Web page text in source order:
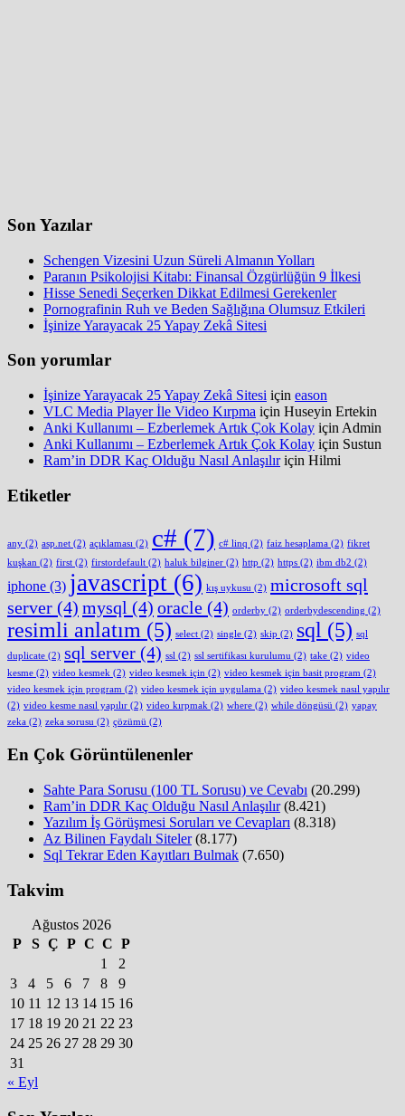
Son Yazılar
Schengen Vizesini Uzun Süreli Almanın Yolları
Paranın Psikolojisi Kitabı: Finansal Özgürlüğün 9 İlkesi
Hisse Senedi Seçerken Dikkat Edilmesi Gerekenler
Pornografinin Ruh ve Beden Sağlığına Olumsuz Etkileri
İşinize Yarayacak 25 Yapay Zekâ Sitesi
Son yorumlar
İşinize Yarayacak 25 Yapay Zekâ Sitesi için eason
VLC Media Player İle Video Kırpma için Huseyin Ertekin
Anki Kullanımı – Ezberlemek Artık Çok Kolay için Admin
Anki Kullanımı – Ezberlemek Artık Çok Kolay için Sustun
Ram’in DDR Kaç Olduğu Nasıl Anlaşılıriçin Hilmi
Etiketler
any (2) asp.net (2) açıklaması (2) c# (7) c# linq (2) faiz hesaplama (2) fikret
kuşkan (2) first (2) firstordefault (2) haluk bilginer (2) http (2) https (2) ibm db2 (2)
iphone (3) javascript (6) kış uykusu (2) microsoft sql
server (4) mysql (4) oracle (4) orderby (2) orderbydescending (2)
resimli anlatım (5) select (2) single (2) skip (2) sql (5) sql
duplicate (2) sql server (4) ssl (2) ssl sertifikası kurulumu (2) take (2) video
kesme (2) video kesmek (2) video kesmek için (2) video kesmek için basit program (2)
video kesmek için program (2) video kesmek için uygulama (2) video kesmek nasıl yapılır
(2) video kesme nasıl yapılır (2) video kırpmak (2) where (2) while döngüsü (2) yapay
zeka (2) zeka sorusu (2) çözümü (2)
En Çok Görüntülenenler
Sahte Para Sorusu (100 TL Sorusu) ve Cevabı (20.299)
Ram’in DDR Kaç Olduğu Nasıl Anlaşılır (8.421)
Yazılım İş Görüşmesi Soruları ve Cevapları (8.318)
Az Bilinen Faydalı Siteler (8.177)
Sql Tekrar Eden Kayıtları Bulmak (7.650)
Takvim
Ağustos 2026
P
S Ç P C C P
1
2
3
4 5 6 7 8
9
10 11 12 13 14 15 16
17 18 19 20 21 22 23
24 25 26 27 28 29 30
31
« Eyl